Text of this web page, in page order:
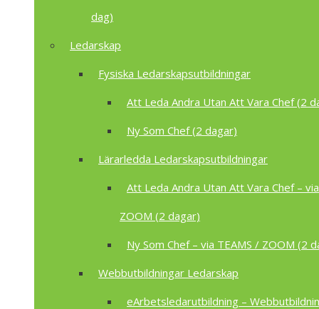
dag)
Ledarskap
Fysiska Ledarskapsutbildningar
Att Leda Andra Utan Att Vara Chef (2
Ny Som Chef (2 dagar)
Lärarledda Ledarskapsutbildningar
Att Leda Andra Utan Att Vara Chef –
ZOOM (2 dagar)
Ny Som Chef – via TEAMS / ZOOM (2
Webbutbildningar Ledarskap
eArbetsledarutbildning –